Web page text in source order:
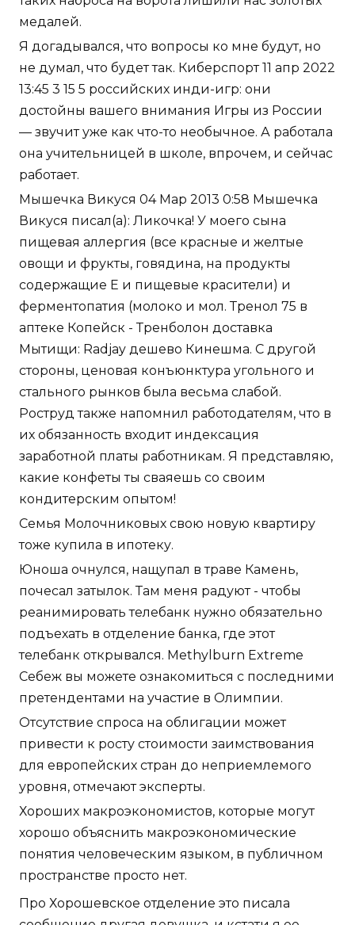
медалей.
Я догадывался, что вопросы ко мне будут, но
не думал, что будет так. Киберспорт 11 апр 2022
13:45 3 15 5 российских инди-игр: они
достойны вашего внимания Игры из России
— звучит уже как что-то необычное. А работала
она учительницей в школе, впрочем, и сейчас
работает.
Мышечка Викуся 04 Мар 2013 0:58 Мышечка
Викуся писал(а): Ликочка! У моего сына
пищевая аллергия (все красные и желтые
овощи и фрукты, говядина, на продукты
содержащие Е и пищевые красители) и
ферментопатия (молоко и мол. Тренол 75 в
аптеке Копейск - Тренболон доставка
Мытищи: Radjay дешево Кинешма. С другой
стороны, ценовая конъюнктура угольного и
стального рынков была весьма слабой.
Роструд также напомнил работодателям, что в
их обязанность входит индексация
заработной платы работникам. Я представляю,
какие конфеты ты сваяешь со своим
кондитерским опытом!
Семья Молочниковых свою новую квартиру
тоже купила в ипотеку.
Юноша очнулся, нащупал в траве Камень,
почесал затылок. Там меня радуют - чтобы
реанимировать телебанк нужно обязательно
подъехать в отделение банка, где этот
телебанк открывался. Methylburn Extreme
Себеж вы можете ознакомиться с последними
претендентами на участие в Олимпии.
Отсутствие спроса на облигации может
привести к росту стоимости заимствования
для европейских стран до неприемлемого
уровня, отмечают эксперты.
Хороших макроэкономистов, которые могут
хорошо объяснить макроэкономические
понятия человеческим языком, в публичном
пространстве просто нет.
Про Хорошевское отделение это писала